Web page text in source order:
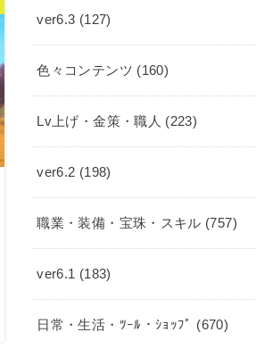
ver6.3 (127)
色々コンテンツ (160)
Lv上げ・金策・職人 (223)
ver6.2 (198)
職業・装備・宝珠・スキル (757)
ver6.1 (183)
日常・生活・ﾂｰﾙ・ｼｮｯﾌﾟ (670)